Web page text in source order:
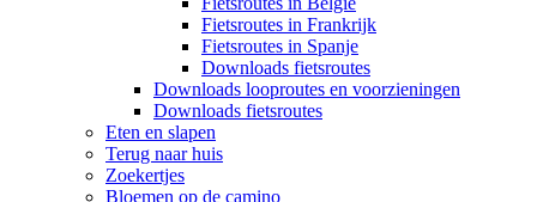
Fietsroutes in Frankrijk
Fietsroutes in Spanje
Downloads fietsroutes
Downloads looproutes en voorzieningen
Downloads fietsroutes
Eten en slapen
Terug naar huis
Zoekertjes
Bloemen op de camino